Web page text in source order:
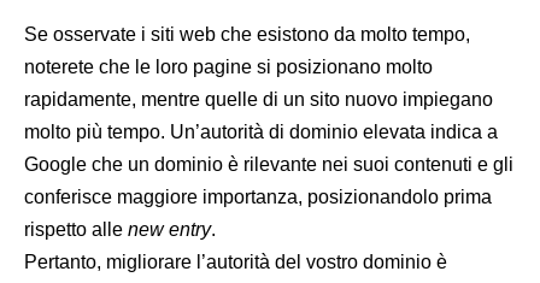
Se osservate i siti web che esistono da molto tempo,
noterete che le loro pagine si posizionano molto
rapidamente, mentre quelle di un sito nuovo impiegano
molto più tempo. Un’autorità di dominio elevata indica a
Google che un dominio è rilevante nei suoi contenuti e gli
conferisce maggiore importanza, posizionandolo prima
rispetto alle new entry.
Pertanto, migliorare l’autorità del vostro dominio è